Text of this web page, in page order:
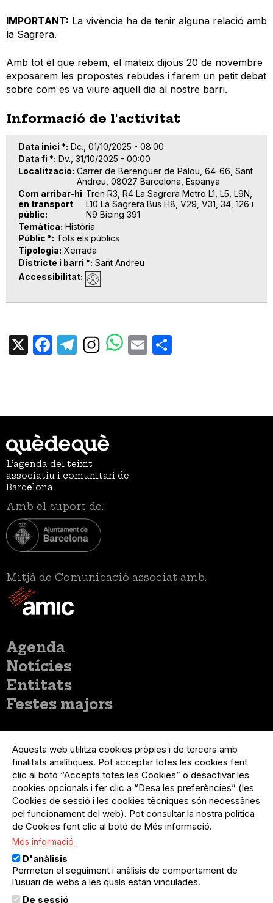
IMPORTANT: La vivència ha de tenir alguna relació amb
la Sagrera.
Amb tot el que rebem, el mateix dijous 20 de novembre
exposarem les propostes rebudes i farem un petit debat
sobre com es va viure aquell dia al nostre barri.
Informació de l'activitat
Data inici * Dc., 01/10/2025 - 08:00
Data fi * Dv., 31/10/2025 - 00:00
Localització Carrer de Berenguer de Palou, 64-66, Sant
Andreu, 08027 Barcelona, Espanya
Com arribar-hi
en transport
públic
Tren R3, R4 La Sagrera Metro L1, L5, L9N,
L10 La Sagrera Bus H8, V29, V31, 34, 126 i
N9 Bicing 391
Temàtica Història
Públic * Tots els públics
Tipologia Xerrada
Districte i barri * Sant Andreu
Accessibilitat
X Facebook
TelegramEmail
L’agenda del teixit
associatiu i comunitari de
Barcelona
Amb el suport de:
Mitjà de Comunicació associat amb:
Menú
principal
Agenda
Notícies
Entitats
Festes majors
del
compte
d'usuari
Menú
usuari
no
loggat
Registre organització
Menú
Peu
Sobre el projecte
Preguntes freqüents
Contacte
Menú
Legal
Política de privacitat
Avís legal
Política de cookies
Aquesta web utilitza cookies pròpies i de tercers amb
finalitats analítiques. Pot acceptar totes les cookies fent
clic al botó “Accepta totes les Cookies” o desactivar les
cookies opcionals i fer clic a “Desa les preferències” (les
Cookies de sessió i les cookies tècniques són necessàries
pel funcionament del web). Pot consultar la nostra política
de Cookies fent clic al botó de Més informació.
Més informació
D'anàlisis
Permeten el seguiment i anàlisis de comportament de
l’usuari de webs a les quals estan vinculades.
De sessió